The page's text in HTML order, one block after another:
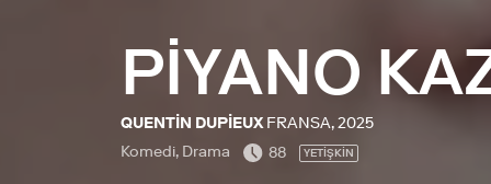
PİYANO
QUENTIN DUPIEUX FRANSA, 2025
Komedi, Drama
88 YETİŞKİN